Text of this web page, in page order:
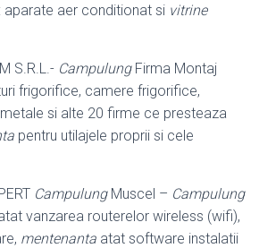
aparate aer conditionat si vitrine
S.R.L.- CampulungFirma Montaj
frigorifice, camere frigorifice,
si alte 20 firme ce presteaza
pentru utilajele proprii si cele
CampulungMuscel – Campulung
vanzarea routerelor wireless (wifi),
mentenanta atat software instalatii